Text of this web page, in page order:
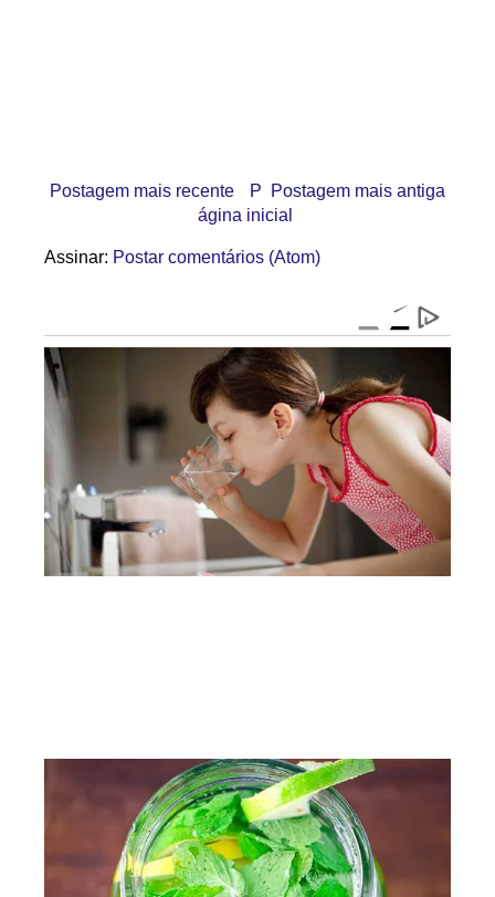
Postagem mais recente Postagem mais antiga
P
ágina inicial
Assinar: Postar comentários (Atom)